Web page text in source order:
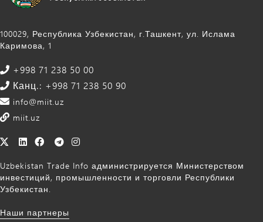
100029, Республика Узбекистан, г.Ташкент, ул. Ислама
Каримова, 1
+998 71 238 50 00
Канц.: +998 71 238 50 90
info@miit.uz
miit.uz
Uzbekistan Trade Info администрируется Министерством
инвестиций, промышленности и торговли Республики
Узбекистан.
Наши партнеры